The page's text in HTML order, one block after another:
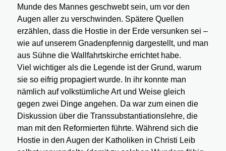
Munde des Mannes geschwebt sein, um vor den
Augen aller zu verschwinden. Spätere Quellen
erzählen, dass die Hostie in der Erde versunken sei –
wie auf unserem Gnadenpfennig dargestellt, und man
aus Sühne die Wallfahrtskirche errichtet habe.
Viel wichtiger als die Legende ist der Grund, warum
sie so eifrig propagiert wurde. In ihr konnte man
nämlich auf volkstümliche Art und Weise gleich
gegen zwei Dinge angehen. Da war zum einen die
Diskussion über die Transsubstantiationslehre, die
man mit den Reformierten führte. Während sich die
Hostie in den Augen der Katholiken in Christi Leib